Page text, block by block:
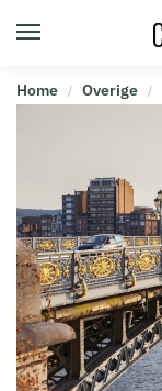
Home / Overige /